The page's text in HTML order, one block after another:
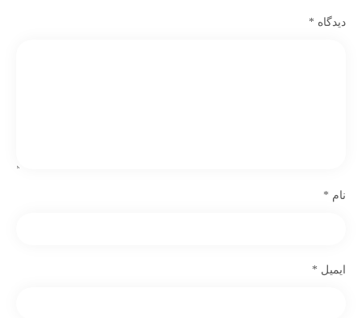
دیدگاه *
نام *
ایمیل *